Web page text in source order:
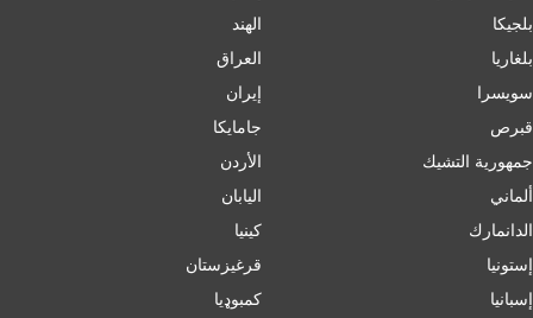
بلجيكا
بلغاریا
سويسرا
قبرص
جمهورية التشيك
ألماني
الدانمارك
إستونيا
إسبانيا
الهند
العراق
إيران
جامايكا
الأردن
اليابان
كينيا
قرغيزستان
کمبوډیا